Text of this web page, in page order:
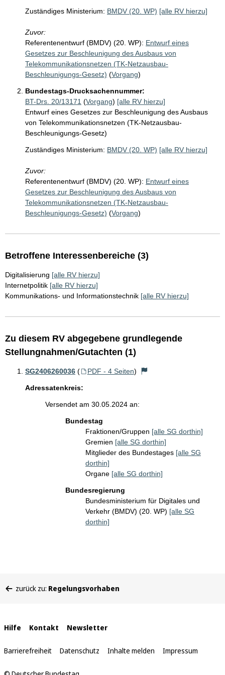
Zuständiges Ministerium: BMDV (20. WP) [alle RV hierzu]
Zuvor:
Referentenentwurf (BMDV) (20. WP): Entwurf eines
Gesetzes zur Beschleunigung des Ausbaus von
Telekommunikationsnetzen (TK-Netzausbau-
Beschleunigungs-Gesetz) (Vorgang)
Bundestags-Drucksachennummer:
BT-Drs. 20/13171 (Vorgang) [alle RV hierzu]
Entwurf eines Gesetzes zur Beschleunigung des Ausbaus
von Telekommunikationsnetzen (TK-Netzausbau-
Beschleunigungs-Gesetz)
Zuständiges Ministerium: BMDV (20. WP) [alle RV hierzu]
Zuvor:
Referentenentwurf (BMDV) (20. WP): Entwurf eines
Gesetzes zur Beschleunigung des Ausbaus von
Telekommunikationsnetzen (TK-Netzausbau-
Beschleunigungs-Gesetz) (Vorgang)
Betroffene Interessenbereiche (3)
Digitalisierung [alle RV hierzu]
Internetpolitik [alle RV hierzu]
Kommunikations- und Informationstechnik [alle RV hierzu]
Zu diesem RV abgegebene grundlegende
Stellungnahmen/Gutachten (1)
SG2406260036 ( PDF - 4 Seiten)
Adressatenkreis:
Versendet am 30.05.2024 an:
Bundestag
Fraktionen/Gruppen [alle SG dorthin]
Gremien [alle SG dorthin]
Mitglieder des Bundestages [alle SG
dorthin]
Organe [alle SG dorthin]
Bundesregierung
Bundesministerium für Digitales und
Verkehr (BMDV) (20. WP) [alle SG
dorthin]
befinden
zurück zu: Regelungsvorhaben
Interne
Links
Hilfe Kontakt Newsletter
Barrierefreiheit Datenschutz Inhalte melden Impressum